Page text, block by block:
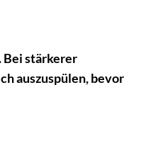
Bei stärkerer
auszuspülen, bevor